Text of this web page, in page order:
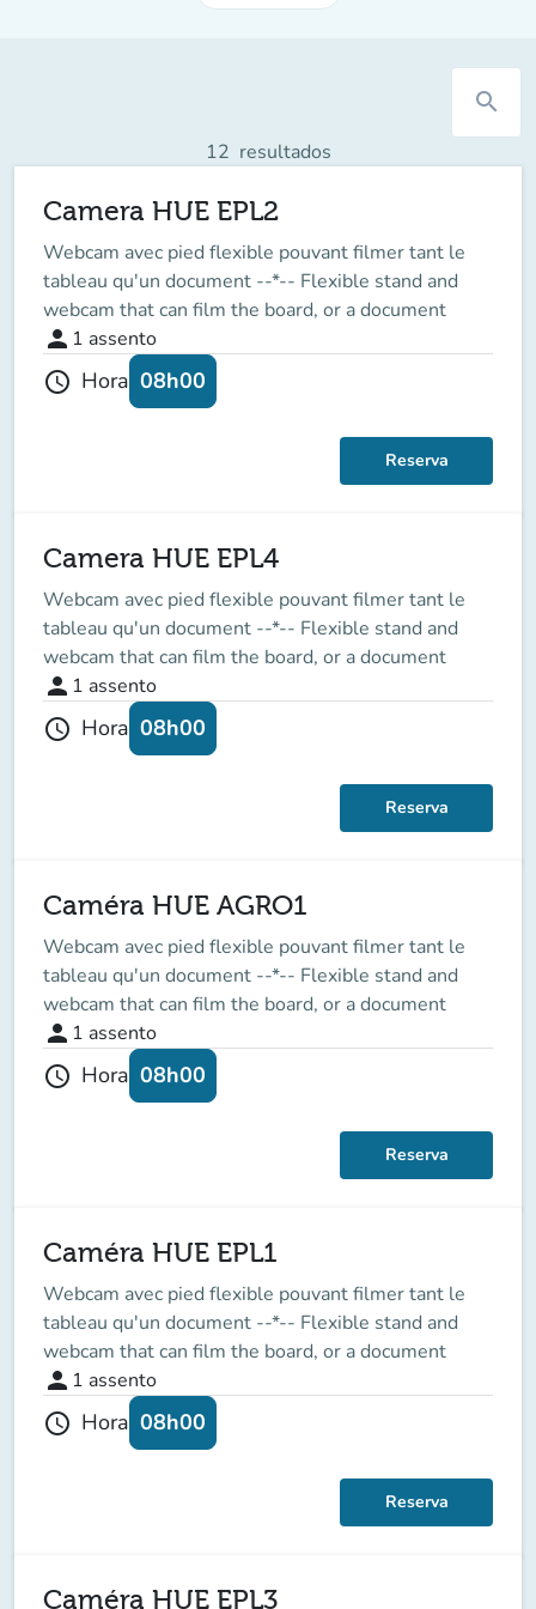
search
12 resultados
Camera HUE EPL2
Webcam avec pied flexible pouvant filmer tant le
tableau qu'un document --*-- Flexible stand and
webcam that can film the board, or a document
person 1 assento
schedule Hora 08h00
Reserva
Camera HUE EPL4
Webcam avec pied flexible pouvant filmer tant le
tableau qu'un document --*-- Flexible stand and
webcam that can film the board, or a document
person 1 assento
schedule Hora 08h00
Reserva
Caméra HUE AGRO1
Webcam avec pied flexible pouvant filmer tant le
tableau qu'un document --*-- Flexible stand and
webcam that can film the board, or a document
person 1 assento
schedule Hora 08h00
Reserva
Caméra HUE EPL1
Webcam avec pied flexible pouvant filmer tant le
tableau qu'un document --*-- Flexible stand and
webcam that can film the board, or a document
person 1 assento
schedule Hora 08h00
Reserva
Caméra HUE EPL3